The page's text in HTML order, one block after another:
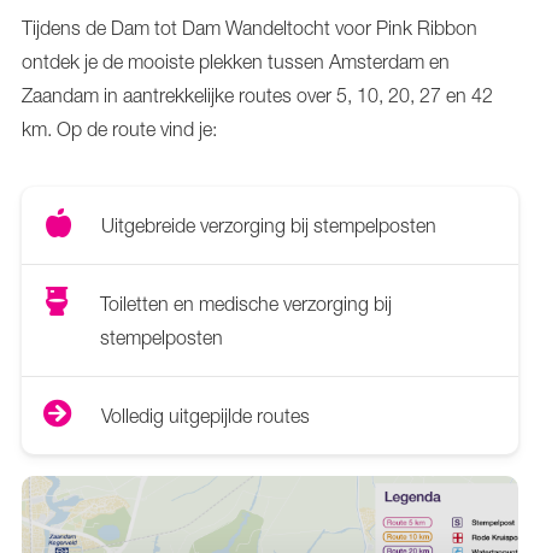
Tijdens de Dam tot Dam Wandeltocht voor Pink Ribbon
ontdek je de mooiste plekken tussen Amsterdam en
Zaandam in aantrekkelijke routes over 5, 10, 20, 27 en 42
km. Op de route vind je:
Uitgebreide verzorging bij stempelposten
Toiletten en medische verzorging bij
stempelposten
Volledig uitgepijlde routes